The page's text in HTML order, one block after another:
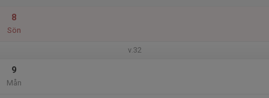
8
Sön
v.32
9
Mån